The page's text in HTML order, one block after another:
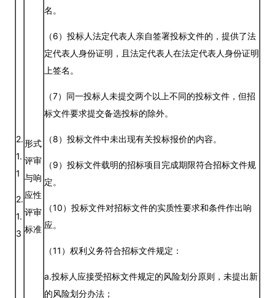
2.
1.
1
2.
1.
3
形式
评审
与响
应性
评审
标准
名。
（6）投标人法定代表人亲自签署投标文件的，提供了法
定代表人身份证明，且法定代表人在法定代表人身份证明
上签名。
（7）同一投标人未提交两个以上不同的投标文件，但招
标文件要求提交备选投标的除外。
（8）投标文件中未出现有关投标报价的内容。
（9）投标文件载明的招标项目完成期限符合招标文件规
定。
（10）投标文件对招标文件的实质性要求和条件作出响
应。
（11）权利义务符合招标文件规定：
a.投标人应接受招标文件规定的风险划分原则，未提出新
的风险划分办法；